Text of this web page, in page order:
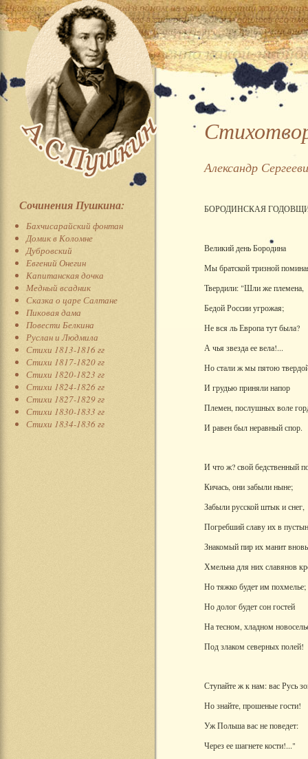
Сочинения Пушкина:
Бахчисарайский фонтан
Домик в Коломне
Дубровский
Евгений Онегин
Капитанская дочка
Медный всадник
Сказка о царе Салтане
Пиковая дама
Повести Белкина
Руслан и Людмила
Стихи 1813-1816 гг
Стихи 1817-1820 гг
Стихи 1820-1823 гг
Стихи 1824-1826 гг
Стихи 1827-1829 гг
Стихи 1830-1833 гг
Стихи 1834-1836 гг
Александр
БОРОДИНСКАЯ
Великий день Бородина
Мы братской тризной
Твердили: "Шли же племена,
Бедой России угрожая;
Не вся ль Европа тут была?
А чья звезда ее вела!...
Но стали ж мы пятою
И грудью приняли напор
Племен, послушных воле
И равен был неравный спор.
И что ж? свой бедственный
Кичась, они забыли ныне;
Забыли русской штык и снег,
Погребший славу их в
Знакомый пир их манит
Хмельна для них славянов
Но тяжко будет им похмелье;
Но долог будет сон гостей
На тесном, хладном
Под злаком северных полей!
Ступайте ж к нам: вас Русь
Но знайте, прошеные гости!
Уж Польша вас не поведет:
Через ее шагнете кости!..."